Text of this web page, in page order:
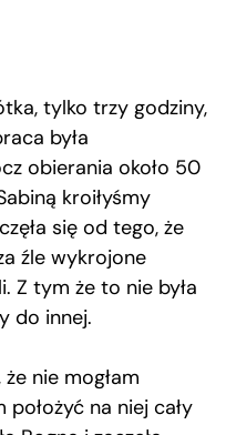
tylko trzy godziny,
była
obierania około 50
kroiłyśmy
się od tego, że
źle wykrojone
Z tym że to nie była
do innej.
nie mogłam
położyć na niej cały